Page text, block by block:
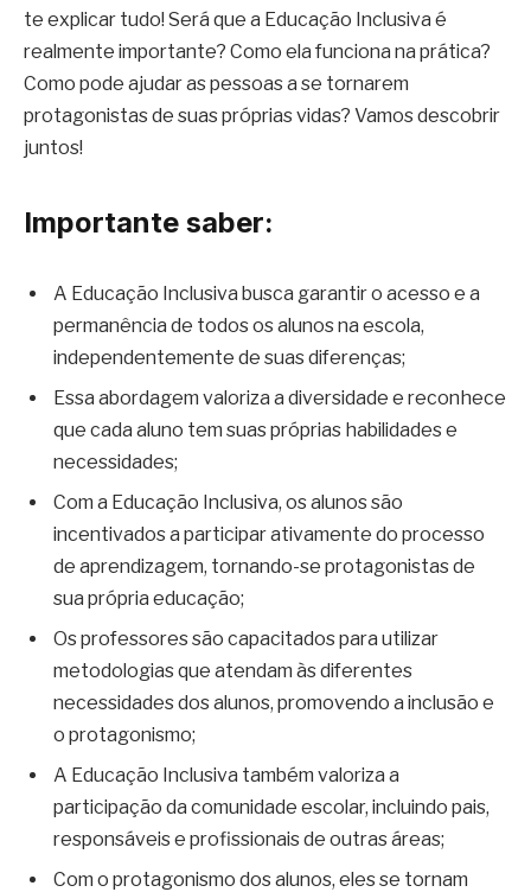
te explicar tudo! Será que a Educação Inclusiva é
realmente importante? Como ela funciona na prática?
Como pode ajudar as pessoas a se tornarem
protagonistas de suas próprias vidas? Vamos descobrir
juntos!
Importante saber:
A Educação Inclusiva busca garantir o acesso e a
permanência de todos os alunos na escola,
independentemente de suas diferenças;
Essa abordagem valoriza a diversidade e reconhece
que cada aluno tem suas próprias habilidades e
necessidades;
Com a Educação Inclusiva, os alunos são
incentivados a participar ativamente do processo
de aprendizagem, tornando-se protagonistas de
sua própria educação;
Os professores são capacitados para utilizar
metodologias que atendam às diferentes
necessidades dos alunos, promovendo a inclusão e
o protagonismo;
A Educação Inclusiva também valoriza a
participação da comunidade escolar, incluindo pais,
responsáveis e profissionais de outras áreas;
Com o protagonismo dos alunos, eles se tornam